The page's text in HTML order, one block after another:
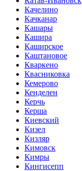
Качелино
Качканар
Кашары
Кашира
Каширское
Каштановое
Кваркено
Квасниковка
Кемерово
Кенделен
Керчь
Керша
Киевский
Кизел
Кизляр
Кимовск
Кимры
Кингисепп